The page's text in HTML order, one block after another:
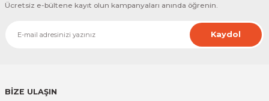
Ücretsiz e-bültene kayıt olun kampanyaları anında öğrenin.
Kaydol
BİZE ULAŞIN